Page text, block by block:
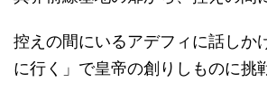
控えの間にいるアデフィに話しか
に行く」で皇帝の創りしものに挑